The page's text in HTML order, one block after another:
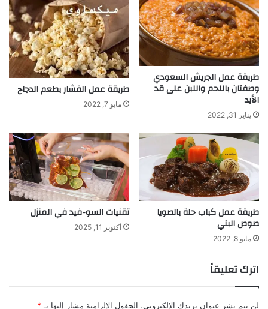
طريقة عمل الجريش السعودي
وصفتان باللحم واللبن على قد
الأيد
يناير 31, 2022
طريقة عمل الفشار بطعم الدجاج
مايو 7, 2022
طريقة عمل كباب حلة بالصويا
صوص البني
مايو 8, 2022
تقنيات السو-فيد في المنزل
أكتوبر 11, 2025
اترك تعليقاً
لن يتم نشر عنوان بريدك الإلكتروني. الحقول الإلزامية مشار إليها بـ *